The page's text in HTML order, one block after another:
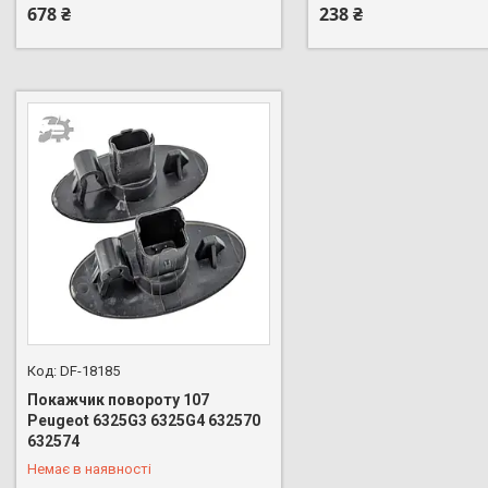
678 ₴ 238 ₴
DF-18185
Покажчик повороту 107
Peugeot 6325G3 6325G4 632570
632574
Немає в наявності
+380 (96) 888-66-44